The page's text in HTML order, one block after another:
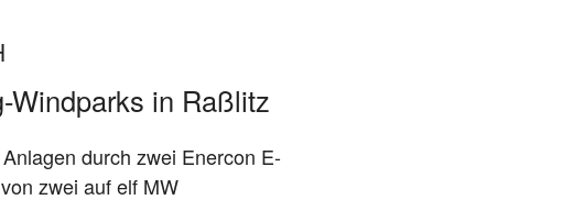
Windparks in Raßlitz
durch zwei Enercon E-
zwei auf elf MW